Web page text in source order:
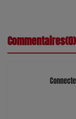
Commentaires(0)